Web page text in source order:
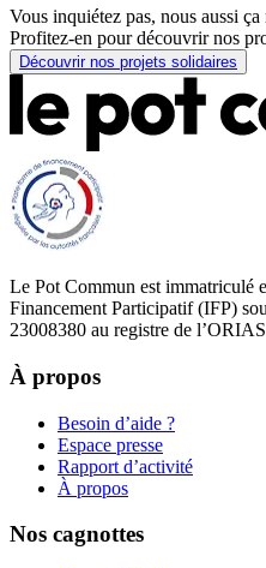
Vous inquiétez pas, nous aussi
Profitez-en pour découvrir nos
Découvrir nos projets solidaires
Le Pot Commun est immatriculé
Financement Participatif (IFP)
23008380 au registre de
À propos
Besoin d’aide ?
Espace presse
Rapport d’activité
À propos
Nos cagnottes